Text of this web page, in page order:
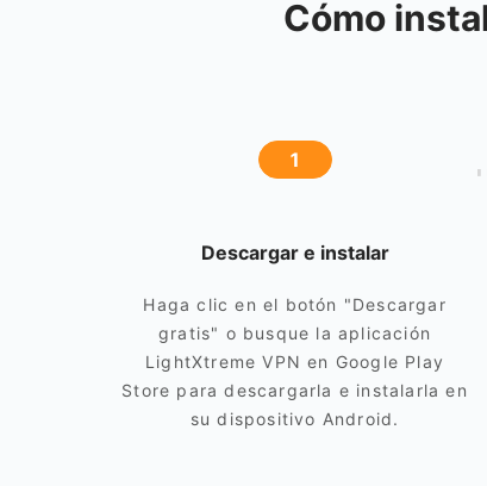
Cómo
1
Descargar e instalar
Haga clic en el botón "Descargar
gratis" o busque la aplicación
LightXtreme VPN en Google Play
Store para descargarla e instalarla en
su dispositivo Android.